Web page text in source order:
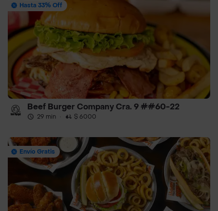
Hasta 33% Off
Beef Burger Company Cra. 9 ##60-22
29 min · $ 6000
Envío Gratis